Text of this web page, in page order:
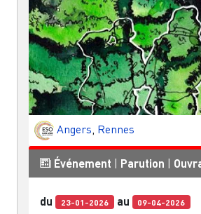
Angers Rennes
Événement | Parution |
du 23-01-2026 au 09-04-2026